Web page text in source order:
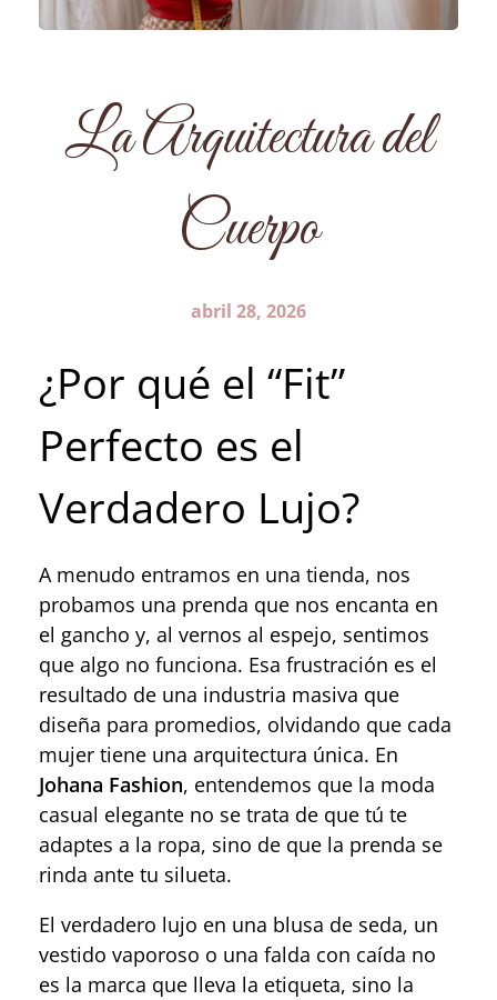
La Arquitectura del
Cuerpo
abril 28, 2026
¿Por qué el “Fit”
Perfecto es el
Verdadero Lujo?
A menudo entramos en una tienda, nos
probamos una prenda que nos encanta en
el gancho y, al vernos al espejo, sentimos
que algo no funciona. Esa frustración es el
resultado de una industria masiva que
diseña para promedios, olvidando que cada
mujer tiene una arquitectura única. En
Johana Fashion, entendemos que la moda
casual elegante no se trata de que tú te
adaptes a la ropa, sino de que la prenda se
rinda ante tu silueta.
El verdadero lujo en una blusa de seda, un
vestido vaporoso o una falda con caída no
es la marca que lleva la etiqueta, sino la